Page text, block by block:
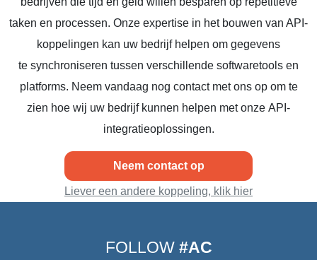
taken en processen. Onze expertise in het bouwen van API-
koppelingen kan uw bedrijf helpen om gegevens
te synchroniseren tussen verschillende softwaretools en
platforms. Neem vandaag nog contact met ons op om te
zien hoe wij uw bedrijf kunnen helpen met onze API-
integratieoplossingen.
Neem contact op
Liever een andere koppeling, klik hier
FOLLOW #AC